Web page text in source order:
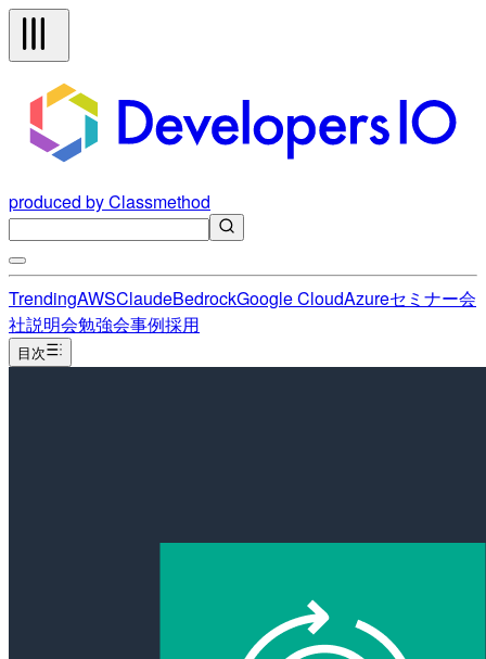
produced by Classmethod
TrendingAWSClaudeBedrockGoogle CloudAzureセミナー会
社説明会勉強会事例採用
目次